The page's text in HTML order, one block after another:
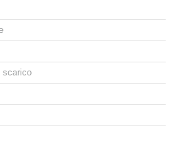
scarico